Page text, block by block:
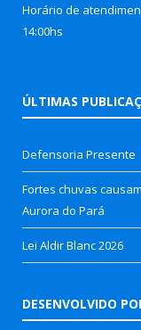
Horário de
14:00hs
ÚLTIMAS
Defensoria Presente
Fortes chuvas
Aurora do Pará
Lei Aldir Blanc 2026
DESENVOLVIDO